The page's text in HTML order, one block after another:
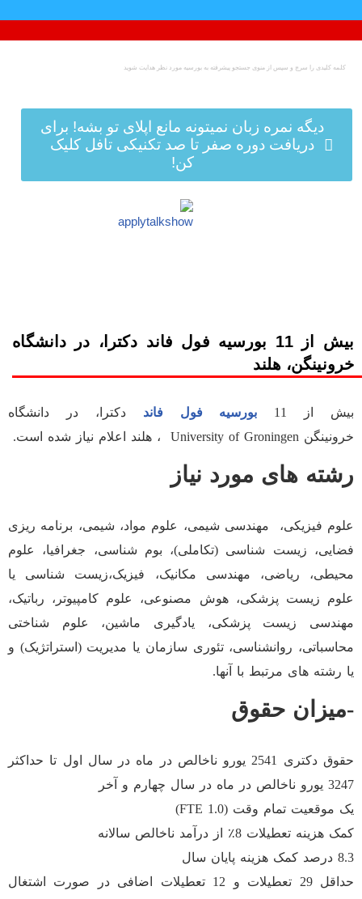
پرش
به
دیگه نمره زبان نمیتونه مانع اپلای تو بشه! برای
دریافت دوره صفر تا صد تکنیکی تافل کلیک
کن!
بیش از 11 بورسیه فول فاند دکترا، در دانشگاه
خرونینگن، هلند
بیش از 11 بورسیه فول فاند دکترا، در دانشگاه
خرونینگن University of Groningen ، هلند اعلام نیاز شده است.
رشته های مورد نیاز
علوم فیزیکی، مهندسی شیمی، علوم مواد، شیمی، برنامه ریزی
فضایی، زیست شناسی (تکاملی)، بوم شناسی، جغرافیا، علوم
محیطی، ریاضی، مهندسی مکانیک، فیزیک،زیست شناسی یا
علوم زیست پزشکی، هوش مصنوعی، علوم کامپیوتر، رباتیک،
مهندسی زیست پزشکی، یادگیری ماشین، علوم شناختی
محاسباتی، روانشناسی، تئوری سازمان یا مدیریت (استراتژیک) و
یا رشته های مرتبط با آنها.
-میزان حقوق
حقوق دکتری 2541 یورو ناخالص در ماه در سال اول تا حداکثر
3247 یورو ناخالص در ماه در سال چهارم و آخر
یک موقعیت تمام وقت (1.0 FTE)
کمک هزینه تعطیلات 8٪ از درآمد ناخالص سالانه
8.3 درصد کمک هزینه پایان سال
حداقل 29 تعطیلات و 12 تعطیلات اضافی در صورت اشتغال